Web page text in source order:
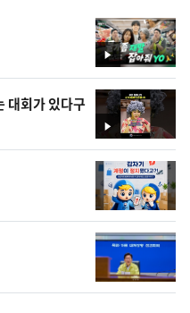
영
상
영
상
대회가 있다구